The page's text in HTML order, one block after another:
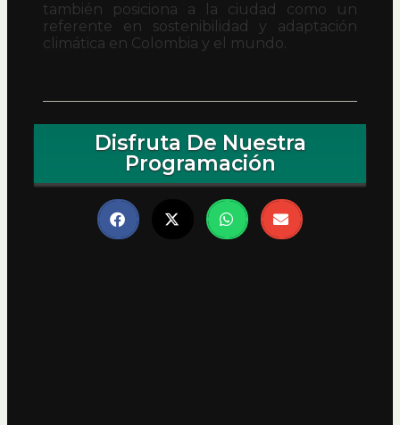
también posiciona a la ciudad como un
referente en sostenibilidad y adaptación
climática en Colombia y el mundo.
Disfruta De Nuestra
Programación